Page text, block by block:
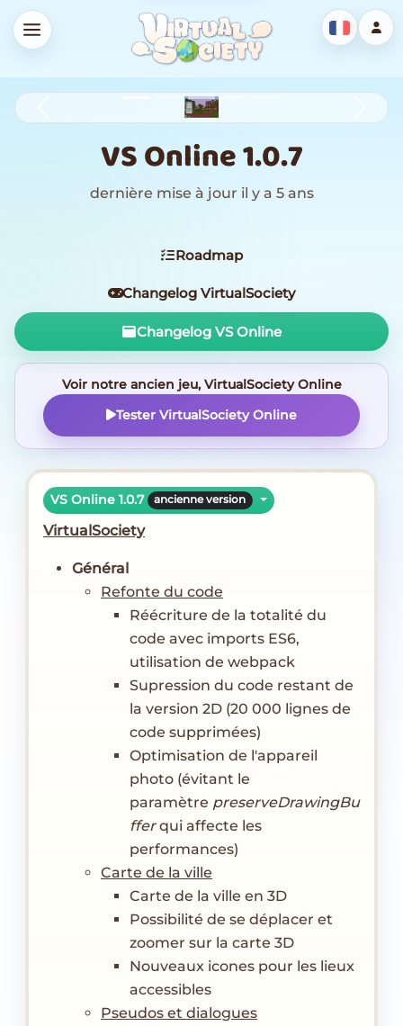
VS Online 1.0.7
dernière mise à jour il y a 5 ans
Roadmap
Changelog VirtualSociety
Changelog VS Online
Voir notre ancien jeu, VirtualSociety Online
Tester VirtualSociety Online
VS Online 1.0.7 ancienne version
VirtualSociety
Général
Refonte du code
Réécriture de la totalité du
code avec imports ES6,
utilisation de webpack
Supression du code restant de
la version 2D (20 000 lignes de
code supprimées)
Optimisation de l'appareil
photo (évitant le
paramètre preserveDrawingBu
fferqui affecte les
performances)
Carte de la ville
Carte de la ville en 3D
Possibilité de se déplacer et
zoomer sur la carte 3D
Nouveaux icones pour les lieux
accessibles
Pseudos et dialogues